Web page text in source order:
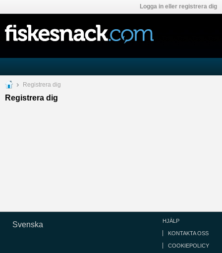
Logga in eller registrera dig
Registrera dig
Registrera dig
Svenska HJÄLP
KONTAKTA OSS
COOKIEPOLICY